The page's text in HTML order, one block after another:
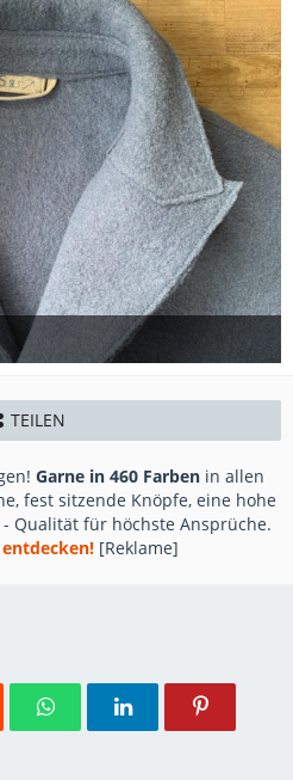
TEILEN
Garne in 460 Farben in allen
fest sitzende Knöpfe, eine hohe
Qualität für höchste Ansprüche.
[Reklame]